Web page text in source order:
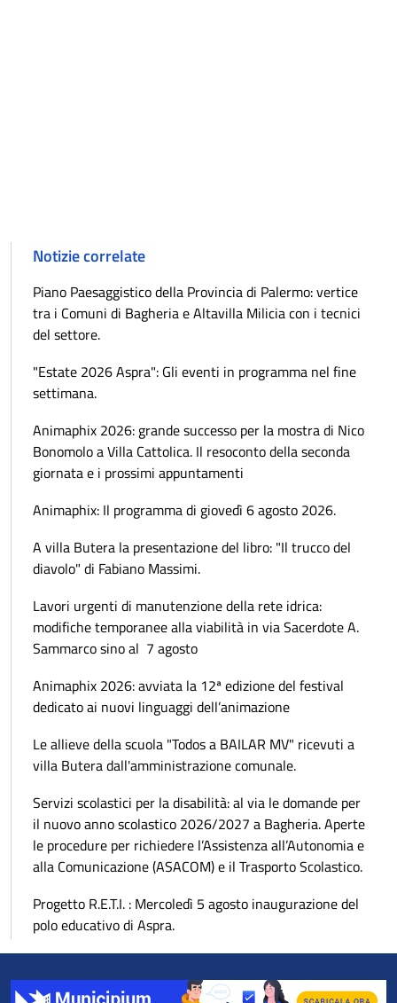
Notizie correlate
Piano Paesaggistico della Provincia di Palermo: vertice
tra i Comuni di Bagheria e Altavilla Milicia con i tecnici
del settore.
"Estate 2026 Aspra": Gli eventi in programma nel fine
settimana.
Animaphix 2026: grande successo per la mostra di Nico
Bonomolo a Villa Cattolica. Il resoconto della seconda
giornata e i prossimi appuntamenti
Animaphix: Il programma di giovedì 6 agosto 2026.
A villa Butera la presentazione del libro: "Il trucco del
diavolo" di Fabiano Massimi.
Lavori urgenti di manutenzione della rete idrica:
modifiche temporanee alla viabilità in via Sacerdote A.
Sammarco sino al 7 agosto
Animaphix 2026: avviata la 12ª edizione del festival
dedicato ai nuovi linguaggi dell’animazione
Le allieve della scuola "Todos a BAILAR MV" ricevuti a
villa Butera dall'amministrazione comunale.
Servizi scolastici per la disabilità: al via le domande per
il nuovo anno scolastico 2026/2027 a Bagheria. Aperte
le procedure per richiedere l’Assistenza all’Autonomia e
alla Comunicazione (ASACOM) e il Trasporto Scolastico.
Progetto R.E.T.I. : Mercoledì 5 agosto inaugurazione del
polo educativo di Aspra.